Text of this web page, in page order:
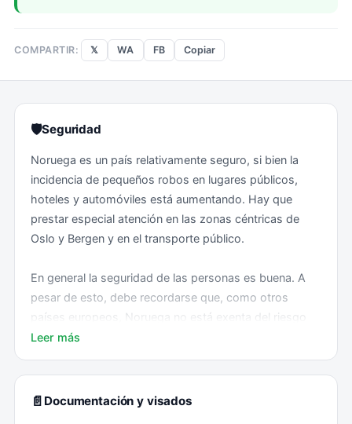
COMPARTIR: 𝕏 WA FB Copiar
🛡Seguridad
Noruega es un país relativamente seguro, si bien la
incidencia de pequeños robos en lugares públicos,
hoteles y automóviles está aumentando. Hay que
prestar especial atención en las zonas céntricas de
Oslo y Bergen y en el transporte público.
En general la seguridad de las personas es buena. A
pesar de esto, debe recordarse que, como otros
países europeos, Noruega no está exenta del riesgo
de atentados terroristas.
Los mayores riesgos a los que se enfrentan los
turistas son los provocados por fenómenos naturales
Leer más
📄 Documentación y visados